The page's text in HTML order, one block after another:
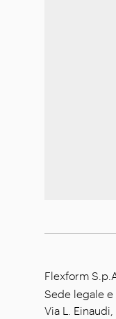
Flexform
Sede legale
Via L.